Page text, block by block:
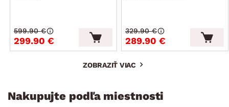
299.90 €
599.90 €
289.90 €
329.90 €
ZOBRAZIŤ VIAC
Nakupujte podľa miestnosti